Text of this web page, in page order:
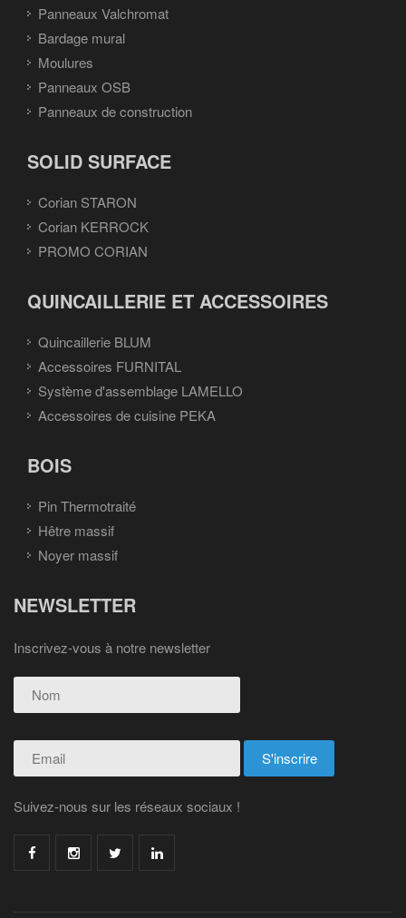
Panneaux Valchromat
Bardage mural
Moulures
Panneaux OSB
Panneaux de construction
SOLID SURFACE
Corian STARON
Corian KERROCK
PROMO CORIAN
QUINCAILLERIE ET ACCESSOIRES
Quincaillerie BLUM
Accessoires FURNITAL
Système d'assemblage LAMELLO
Accessoires de cuisine PEKA
BOIS
Pin Thermotraité
Hêtre massif
Noyer massif
NEWSLETTER
Inscrivez-vous à notre newsletter
Suivez-nous sur les réseaux sociaux !